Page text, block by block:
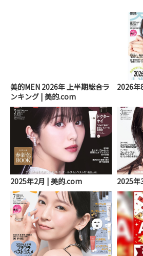
美的MEN 2026年 上半期総合ラ
ンキング | 美的.com
2026年
2025年2月 | 美的.com 2025年